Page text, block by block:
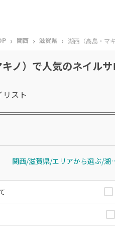
› 関西 › 滋賀県 › 湖西（高島・マキ
ノ）で人気のネイル
リスト
関西/滋賀県/エリア